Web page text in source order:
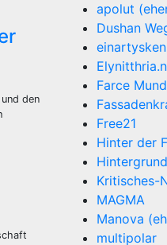
den
apolut
Dushan
einartysken
Farce
Free21
Hinter der
Hintergrund
Kritisches-
MAGMA
Manova
multipolar